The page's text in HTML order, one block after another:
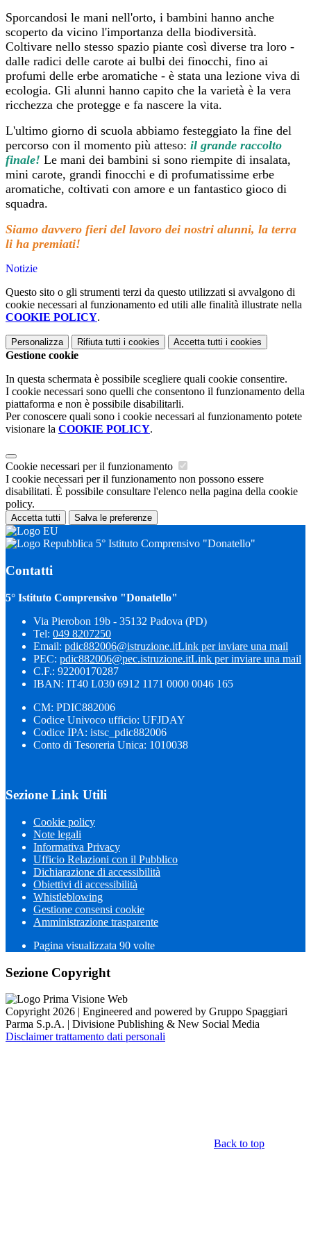
Sporcandosi le mani nell'orto, i bambini hanno anche
scoperto da vicino l'importanza della biodiversità.
Coltivare nello stesso spazio piante così diverse tra loro -
dalle radici delle carote ai bulbi dei finocchi, fino ai
profumi delle erbe aromatiche - è stata una lezione viva di
ecologia. Gli alunni hanno capito che la varietà è la vera
ricchezza che protegge e fa nascere la vita.
L'ultimo giorno di scuola abbiamo festeggiato la fine del
percorso con il momento più atteso: il grande raccolto
finale! Le mani dei bambini si sono riempite di insalata,
mini carote, grandi finocchi e di profumatissime erbe
aromatiche, coltivati con amore e un fantastico gioco di
squadra.
Siamo davvero fieri del lavoro dei nostri alunni, la terra
li ha premiati!
Notizie
Questo sito o gli strumenti terzi da questo utilizzati si avvalgono di
cookie necessari al funzionamento ed utili alle finalità illustrate nella
COOKIE POLICY.
Personalizza Rifiuta tutti i cookies Accetta tutti i cookies
Gestione cookie
In questa schermata è possibile scegliere quali cookie consentire.
I cookie necessari sono quelli che consentono il funzionamento della
piattaforma e non è possibile disabilitarli.
Per conoscere quali sono i cookie necessari al funzionamento potete
visionare la COOKIE POLICY.
Cookie necessari per il funzionamento
I cookie necessari per il funzionamento non possono essere
disabilitati. È possibile consultare l'elenco nella pagina della cookie
policy.
Accetta tutti Salva le preferenze
5° Istituto Comprensivo "Donatello"
Contatti
5° Istituto Comprensivo "Donatello"
Via Pierobon 19b - 35132 Padova (PD)
Tel: 049 8207250
Email: pdic882006@istruzione.itLink per inviare una mail
PEC: pdic882006@pec.istruzione.itLink per inviare una mail
C.F.: 92200170287
IBAN: IT40 L030 6912 1171 0000 0046 165
CM: PDIC882006
Codice Univoco ufficio: UFJDAY
Codice IPA: istsc_pdic882006
Conto di Tesoreria Unica: 1010038
Sezione Link Utili
Cookie policy
Note legali
Informativa Privacy
Ufficio Relazioni con il Pubblico
Dichiarazione di accessibilità
Obiettivi di accessibilità
Whistleblowing
Gestione consensi cookie
Amministrazione trasparente
Pagina visualizzata 90 volte
Sezione Copyright
Copyright 2026 | Engineered and powered by Gruppo Spaggiari
Parma S.p.A. | Divisione Publishing & New Social Media
Disclaimer trattamento dati personali
Back to top